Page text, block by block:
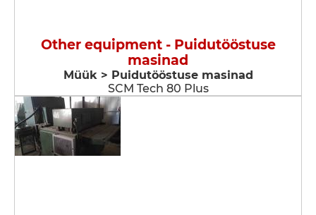
Other equipment - Puidutööstuse
masinad
Müük > Puidutööstuse masinad
SCM Tech 80 Plus